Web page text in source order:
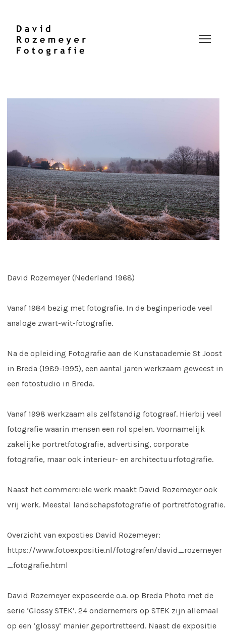
David Rozemeyer (Nederland 1968)
Vanaf 1984 bezig met fotografie. In de beginperiode veel
analoge zwart-wit-fotografie.
Na de opleiding Fotografie aan de Kunstacademie St Joost
in Breda (1989-1995), een aantal jaren werkzaam geweest in
een fotostudio in Breda.
Vanaf 1998 werkzaam als zelfstandig fotograaf. Hierbij veel
fotografie waarin mensen een rol spelen. Voornamelijk
zakelijke portretfotografie, advertising, corporate
fotografie, maar ook interieur- en architectuurfotografie.
Naast het commerciële werk maakt David Rozemeyer ook
vrij werk. Meestal landschapsfotografie of portretfotografie.
Overzicht van exposties David Rozemeyer:
https://www.fotoexpositie.nl/fotografen/david_rozemeyer
_fotografie.html
David Rozemeyer exposeerde o.a. op Breda Photo met de
serie ‘Glossy STEK’. 24 ondernemers op STEK zijn allemaal
op een ‘glossy’ manier geportretteerd. Naast de expositie